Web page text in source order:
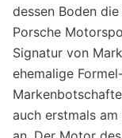
dessen Boden
Porsche
Signatur von
ehemalige
auch erstmals